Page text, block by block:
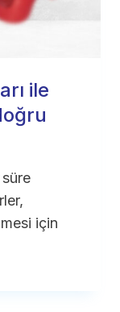
ile
için